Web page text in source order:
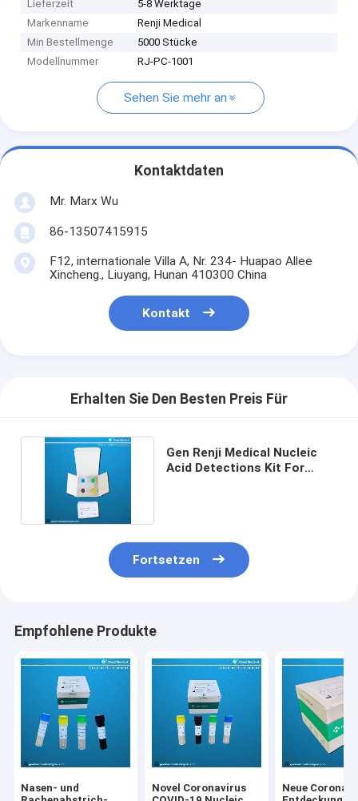
Lieferzeit
5-8 Werktage
Markenname
Renji Medical
Min Bestellmenge
5000 Stücke
Modellnummer
RJ-PC-1001
Sehen Sie mehr an
Kontaktdaten
Mr. Marx Wu
86-13507415915
F12, internationale Villa A, Nr. 234- Huapao Allee
Xincheng., Liuyang, Hunan 410300 China
Kontakt
Erhalten Sie Den Besten Preis Für
Gen Renji Medical Nucleic
Acid Detections Kit For
Fortsetzen
Empfohlene Produkte
Nasen- und
Novel Coronavirus
Neue